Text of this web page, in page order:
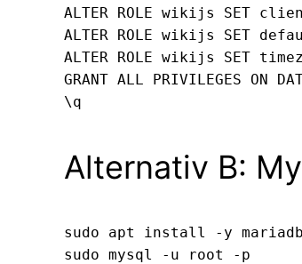
ALTER ROLE wikijs SET
ALTER ROLE wikijs SET
ALTER ROLE wikijs SET
GRANT ALL PRIVILEGES ON
Alternativ B:
sudo apt install -y